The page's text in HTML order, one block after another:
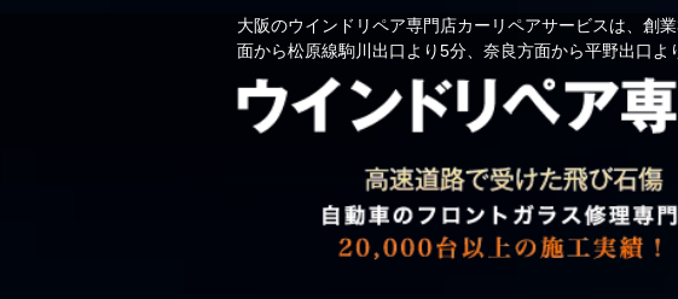
大阪のウインドリペア専門店カーリペアサービスは、創
面から松原線駒川出口より5分、奈良方面から平野出口よ